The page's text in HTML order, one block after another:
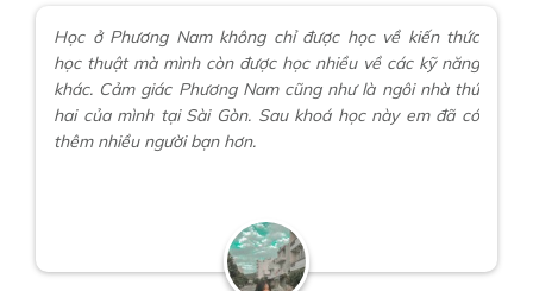
Học ở Phương Nam không chỉ được học về kiến thức
học thuật mà mình còn được học nhiều về các kỹ năng
khác. Cảm giác Phương Nam cũng như là ngôi nhà thứ
hai của mình tại Sài Gòn. Sau khoá học này em đã có
thêm nhiều người bạn hơn.